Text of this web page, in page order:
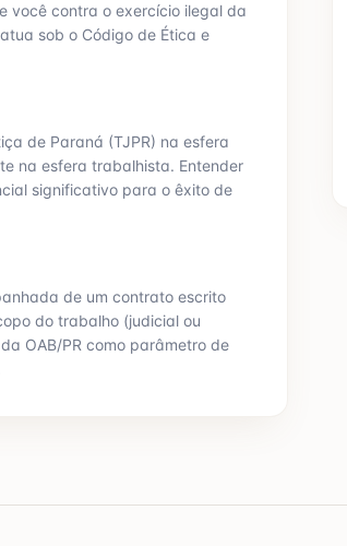
você contra o exercício ilegal da
sob o Código de Ética e
de Paraná (TJPR) na esfera
na esfera trabalhista. Entender
significativo para o êxito de
de um contrato escrito
do trabalho (judicial ou
OAB/PR como parâmetro de